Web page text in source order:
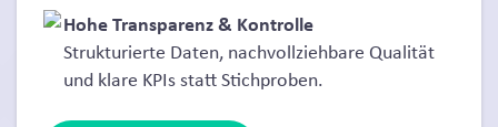
Hohe Transparenz & Kontrolle​
Strukturierte Daten, nachvollziehbare Qualität
und klare KPIs statt Stichproben.